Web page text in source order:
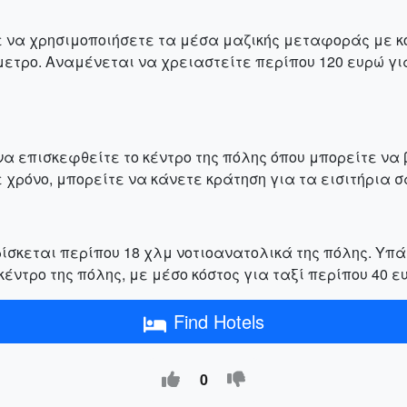
να χρησιμοποιήσετε τα μέσα μαζικής μεταφοράς με
Αναμένεται να χρειαστείτε περίπου 120 ευρώ
επισκεφθείτε το κέντρο της πόλης όπου μπορείτε
μπορείτε να κάνετε κράτηση για τα εισιτήρια
περίπου 18 χλμ νοτιοανατολικά της πόλης.
της πόλης, με μέσο κόστος για ταξί περίπου 40
Find Hotels
0